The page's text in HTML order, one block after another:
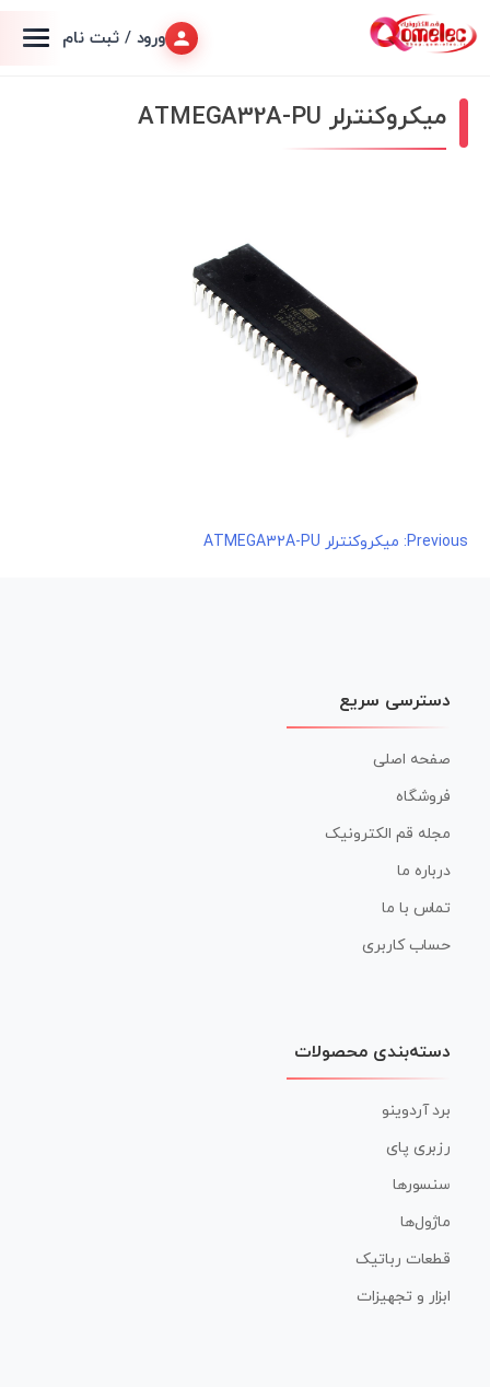
ورود / ثبت نام
میکروکنترلر ATMEGA32A-PU
راهبری
Previous: میکروکنترلر ATMEGA32A-PU
دسترسی سریع
صفحه اصلی
فروشگاه
مجله قم الکترونیک
درباره ما
تماس با ما
حساب کاربری
دسته‌بندی محصولات
برد آردوینو
رزبری پای
سنسورها
ماژول‌ها
قطعات رباتیک
ابزار و تجهیزات